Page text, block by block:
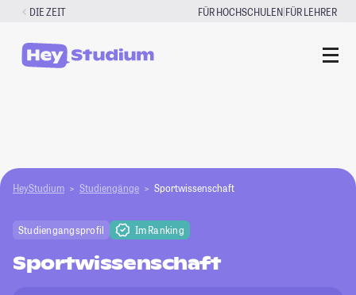
Zum
springen
DIE ZEIT FÜR HOCHSCHULEN|FÜR LEHRER
HeyStudium Studiengänge Sportwissenschaft
Studiengangsprofil Im Ranking
Sportwissenschaft